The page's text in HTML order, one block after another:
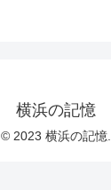
横浜の記憶
© 2023 横浜の記憶.